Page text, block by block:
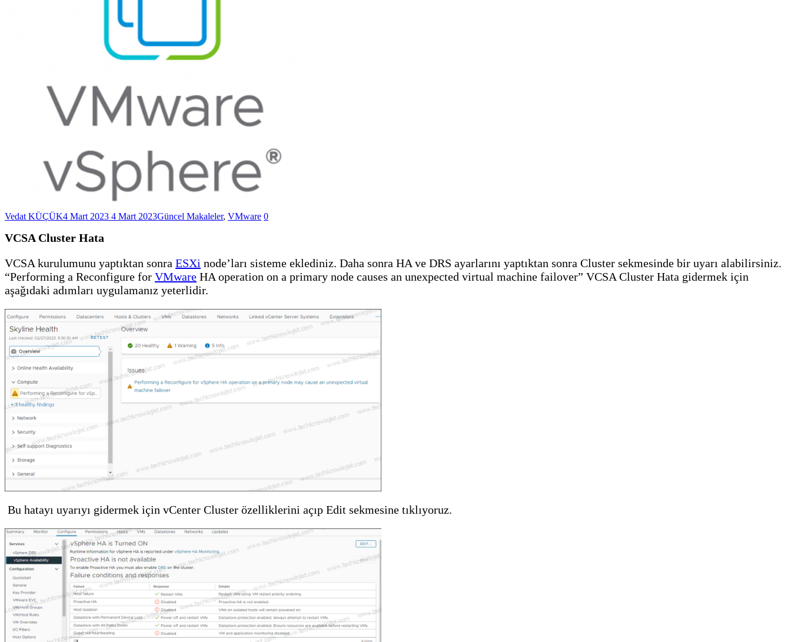
Vedat KÜÇÜK4 Mart 2023 4 Mart 2023Güncel Makaleler, VMware 0
VCSA Cluster Hata
VCSA kurulumunu yaptıktan sonra ESXi node’ları sisteme eklediniz. Daha sonra HA ve DRS ayarlarını yaptıktan sonra Cluster sekmesinde bir uyarı alabilirsiniz.
“Performing a Reconfigure for VMware HA operation on a primary node causes an unexpected virtual machine failover” VCSA Cluster Hata gidermek için
aşağıdaki adımları uygulamanız yeterlidir.
Bu hatayı uyarıyı gidermek için vCenter Cluster özelliklerini açıp Edit sekmesine tıklıyoruz.